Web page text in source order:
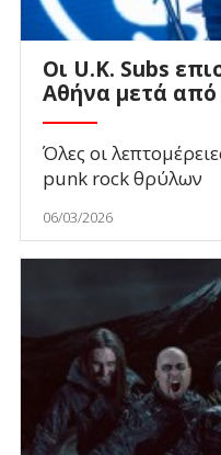
Οι U.K. Subs
Αθήνα μετά από
Όλες οι
punk rock θρύλων
06/03/2026